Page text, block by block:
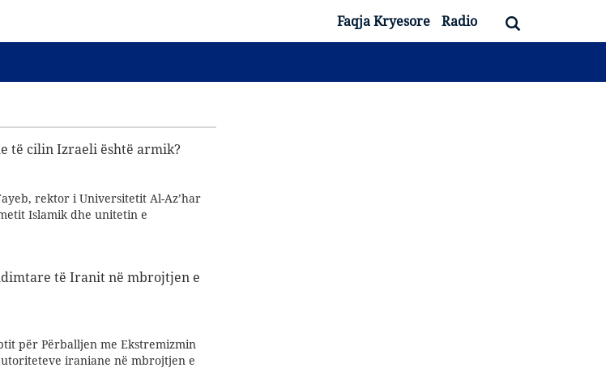
Faqja Kryesore Radio
të cilin Izraeli është armik?
rektor i Universitetit Al-Az’har
Islamik dhe unitetin e
të Iranit në mbrojtjen e
për Përballjen me Ekstremizmin
iraniane në mbrojtjen e